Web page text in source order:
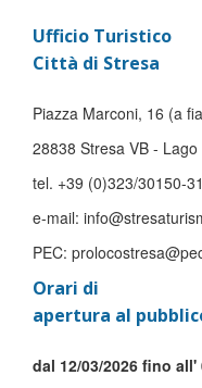
Ufficio Turistico
Città di Stresa
Piazza Marconi, 16 (a
28838 Stresa VB -
tel. +39 (0)323/30150-
e-mail:
PEC:
Orari di
apertura al
dal 12/03/2026 fino all'